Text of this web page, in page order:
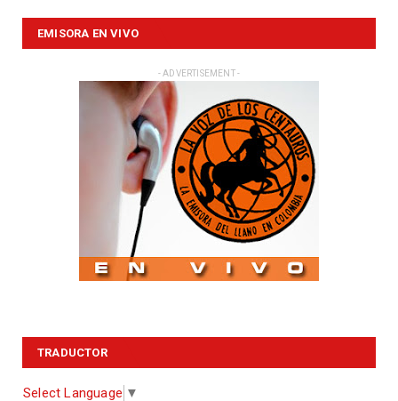
EMISORA EN VIVO
- ADVERTISEMENT -
TRADUCTOR
Select Language ▼